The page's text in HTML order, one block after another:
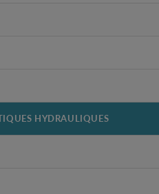
HYDRAULIQUES